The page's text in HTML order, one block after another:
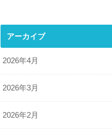
アーカイブ
2026年4月
2026年3月
2026年2月